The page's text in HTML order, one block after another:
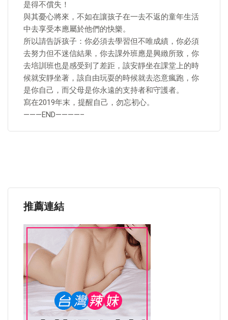
是得不償失！
與其憂心將來，不如在讓孩子在一去不返的童年生活
中去享受本應屬於他們的快樂。
所以請告訴孩子：你必須去學習但不唯成績，你必須
去努力但不迷信結果，你去課外班應是興緻所致，你
去培訓班也是感受到了差距，該安靜坐在課堂上的時
候就安靜坐著，該自由玩耍的時候就去恣意瘋跑，你
是你自己，而父母是你永遠的支持者和守護者。
寫在2019年末，提醒自己，勿忘初心。
———END————–
推薦連結